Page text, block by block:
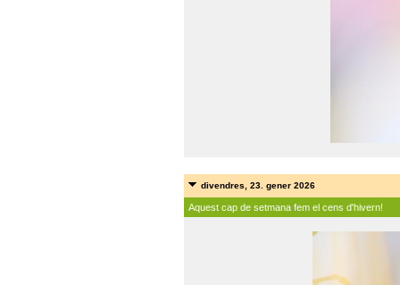
divendres, 23. gener 2026
Aquest cap de setmana fem el cens d'hivern!